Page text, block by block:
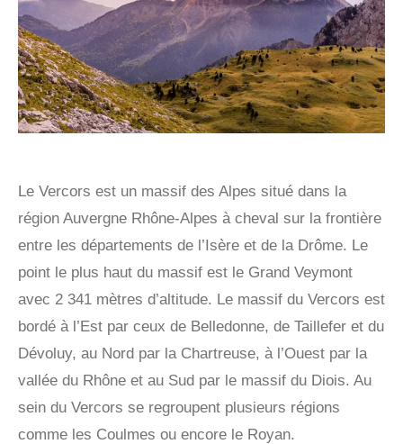
Le Vercors est un massif des Alpes situé dans la
région Auvergne Rhône-Alpes à cheval sur la frontière
entre les départements de l’Isère et de la Drôme. Le
point le plus haut du massif est le Grand Veymont
avec 2 341 mètres d’altitude. Le massif du Vercors est
bordé à l’Est par ceux de Belledonne, de Taillefer et du
Dévoluy, au Nord par la Chartreuse, à l’Ouest par la
vallée du Rhône et au Sud par le massif du Diois. Au
sein du Vercors se regroupent plusieurs régions
comme les Coulmes ou encore le Royan.